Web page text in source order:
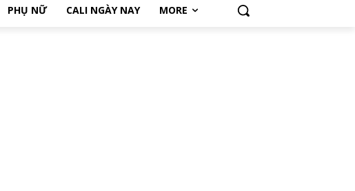
PHỤ NỮ CALI NGÀY NAY MORE